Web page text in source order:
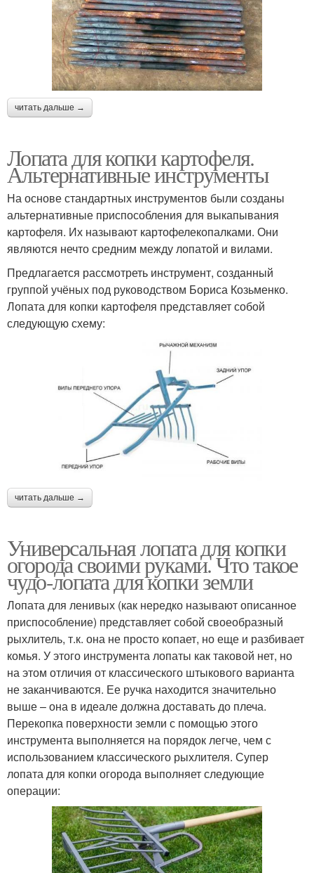
читать дальше →
Лопата для копки картофеля.
Альтернативные инструменты
На основе стандартных инструментов были созданы
альтернативные приспособления для выкапывания
картофеля. Их называют картофелекопалками. Они
являются нечто средним между лопатой и вилами.
Предлагается рассмотреть инструмент, созданный
группой учёных под руководством Бориса Козьменко.
Лопата для копки картофеля представляет собой
следующую схему:
читать дальше →
Универсальная лопата для копки
огорода своими руками. Что такое
чудо-лопата для копки земли
Лопата для ленивых (как нередко называют описанное
приспособление) представляет собой своеобразный
рыхлитель, т.к. она не просто копает, но еще и разбивает
комья. У этого инструмента лопаты как таковой нет, но
на этом отличия от классического штыкового варианта
не заканчиваются. Ее ручка находится значительно
выше – она в идеале должна доставать до плеча.
Перекопка поверхности земли с помощью этого
инструмента выполняется на порядок легче, чем с
использованием классического рыхлителя. Супер
лопата для копки огорода выполняет следующие
операции: